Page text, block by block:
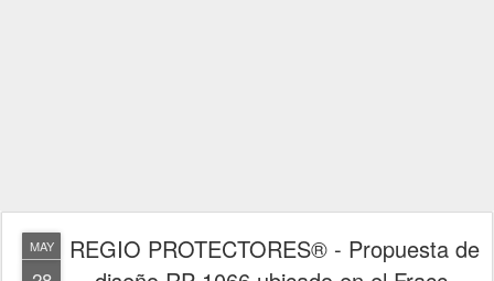
MAY
REGIO PROTECTORES® - Propuesta de